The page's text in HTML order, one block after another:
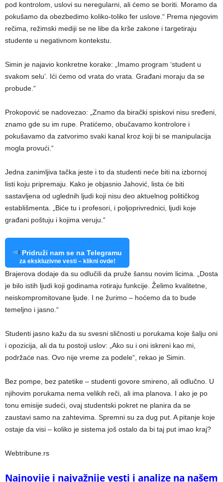
pod kontrolom, uslovi su neregularni, ali ćemo se boriti. Moramo da
pokušamo da obezbedimo koliko-toliko fer uslove.“ Prema njegovim
rečima, režimski mediji se ne libe da krše zakone i targetiraju
studente u negativnom kontekstu.
Simin je najavio konkretne korake: „Imamo program ‘student u
svakom selu’. Ići ćemo od vrata do vrata. Građani moraju da se
probude.“
Prokopović se nadovezao: „Znamo da birački spiskovi nisu sređeni,
znamo gde su im rupe. Pratićemo, obučavamo kontrolore i
pokušavamo da zatvorimo svaki kanal kroz koji bi se manipulacija
mogla provući.“
Jedna zanimljiva tačka jeste i to da studenti neće biti na izbornoj
listi koju pripremaju. Kako je objasnio Jahović, lista će biti
sastavljena od uglednih ljudi koji nisu deo aktuelnog političkog
establišmenta. „Biće tu i profesori, i poljoprivrednici, ljudi koje
građani poštuju i kojima veruju.“
Pridruži nam se na Telegramu
za ekskluzivne vesti – klikni ovde!
Brajerova dodaje da su odlučili da pruže šansu novim licima. „Dosta
je bilo istih ljudi koji godinama rotiraju funkcije. Želimo kvalitetne,
neiskompromitovane ljude. I ne žurimo – hoćemo da to bude
temeljno i jasno.“
Studenti jasno kažu da su svesni sličnosti u porukama koje šalju oni
i opozicija, ali da tu postoji uslov: „Ako su i oni iskreni kao mi,
podržaće nas. Ovo nije vreme za podele“, rekao je Simin.
Bez pompe, bez patetike – studenti govore smireno, ali odlučno. U
njihovim porukama nema velikih reči, ali ima planova. I ako je po
tonu emisije sudeći, ovaj studentski pokret ne planira da se
zaustavi samo na zahtevima. Spremni su za dug put. A pitanje koje
ostaje da visi – koliko je sistema još ostalo da bi taj put imao kraj?
Webtribune.rs
Najnovije i najvažnije vesti i analize na našem